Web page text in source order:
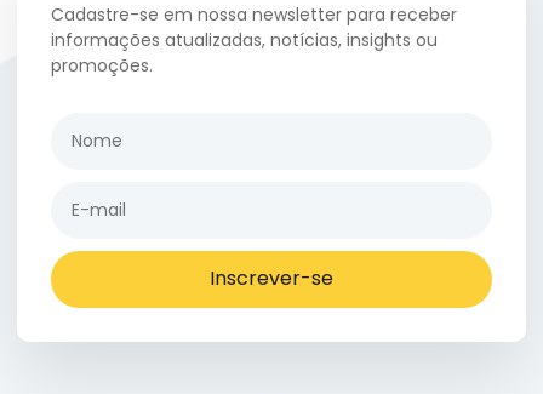
Cadastre-se em nossa newsletter para receber
informações atualizadas, notícias, insights ou
promoções.
Inscrever-se